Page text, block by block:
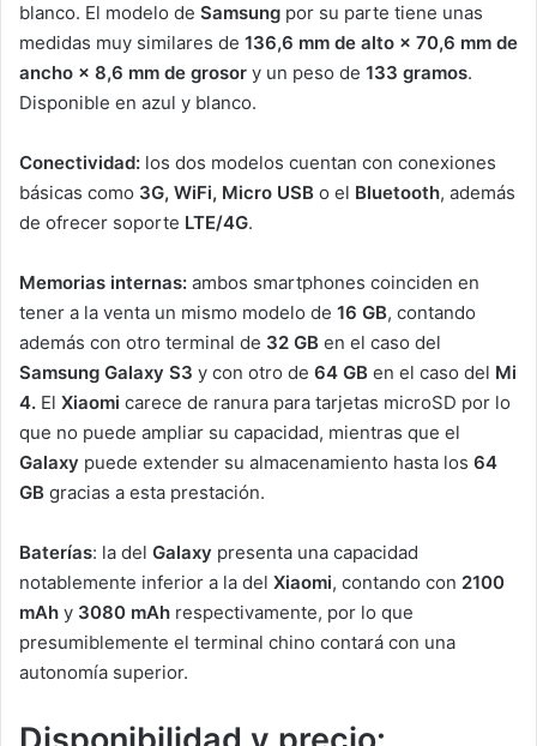
blanco. El modelo de Samsung por su parte tiene unas
medidas muy similares de 136,6 mm de alto × 70,6 mm de
ancho × 8,6 mm de grosor y un peso de 133 gramos.
Disponible en azul y blanco.
Conectividad: los dos modelos cuentan con conexiones
básicas como 3G, WiFi, Micro USB o el Bluetooth, además
de ofrecer soporte LTE/4G.
Memorias internas: ambos smartphones coinciden en
tener a la venta un mismo modelo de 16 GB, contando
además con otro terminal de 32 GB en el caso del
Samsung Galaxy S3 y con otro de 64 GB en el caso del Mi
4. El Xiaomi carece de ranura para tarjetas microSD por lo
que no puede ampliar su capacidad, mientras que el
Galaxy puede extender su almacenamiento hasta los 64
GB gracias a esta prestación.
Baterías: la del Galaxy presenta una capacidad
notablemente inferior a la del Xiaomi, contando con 2100
mAh y 3080 mAh respectivamente, por lo que
presumiblemente el terminal chino contará con una
autonomía superior.